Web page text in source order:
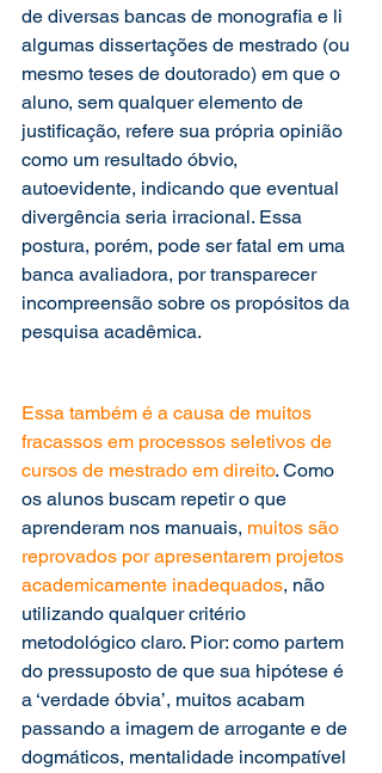
de diversas bancas de monografia e li
algumas dissertações de mestrado (ou
mesmo teses de doutorado) em que o
aluno, sem qualquer elemento de
justificação, refere sua própria opinião
como um resultado óbvio,
autoevidente, indicando que eventual
divergência seria irracional. Essa
postura, porém, pode ser fatal em uma
banca avaliadora, por transparecer
incompreensão sobre os propósitos da
pesquisa acadêmica.
Essa também é a causa de muitos
fracassos em processos seletivos de
cursos de mestrado em direito. Como
os alunos buscam repetir o que
aprenderam nos manuais, muitos são
reprovados por apresentarem projetos
academicamente inadequados, não
utilizando qualquer critério
metodológico claro. Pior: como partem
do pressuposto de que sua hipótese é
a ‘verdade óbvia’, muitos acabam
passando a imagem de arrogante e de
dogmáticos, mentalidade incompatível